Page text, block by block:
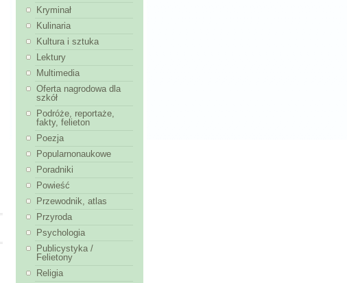
Kryminał
Kulinaria
Kultura i sztuka
Lektury
Multimedia
Oferta nagrodowa dla
szkół
Podróże, reportaże,
fakty, felieton
Poezja
Popularnonaukowe
Poradniki
Powieść
Przewodnik, atlas
Przyroda
Psychologia
Publicystyka /
Felietony
Religia